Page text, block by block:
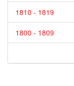
1810 - 1819
1800 - 1809